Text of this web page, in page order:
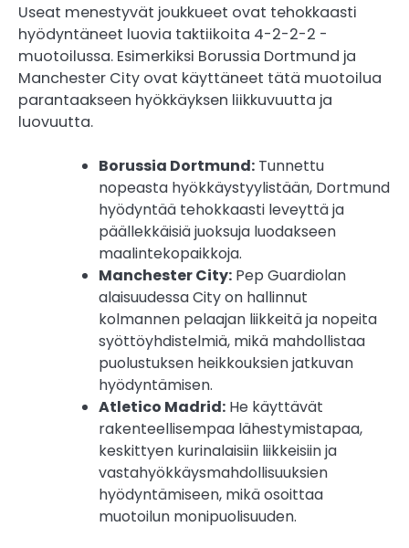
Useat menestyvät joukkueet ovat tehokkaasti
hyödyntäneet luovia taktiikoita 4-2-2-2 -
muotoilussa. Esimerkiksi Borussia Dortmund ja
Manchester City ovat käyttäneet tätä muotoilua
parantaakseen hyökkäyksen liikkuvuutta ja
luovuutta.
Borussia Dortmund: Tunnettu
nopeasta hyökkäystyylistään, Dortmund
hyödyntää tehokkaasti leveyttä ja
päällekkäisiä juoksuja luodakseen
maalintekopaikkoja.
Manchester City: Pep Guardiolan
alaisuudessa City on hallinnut
kolmannen pelaajan liikkeitä ja nopeita
syöttöyhdistelmiä, mikä mahdollistaa
puolustuksen heikkouksien jatkuvan
hyödyntämisen.
Atletico Madrid: He käyttävät
rakenteellisempaa lähestymistapaa,
keskittyen kurinalaisiin liikkeisiin ja
vastahyökkäysmahdollisuuksien
hyödyntämiseen, mikä osoittaa
muotoilun monipuolisuuden.